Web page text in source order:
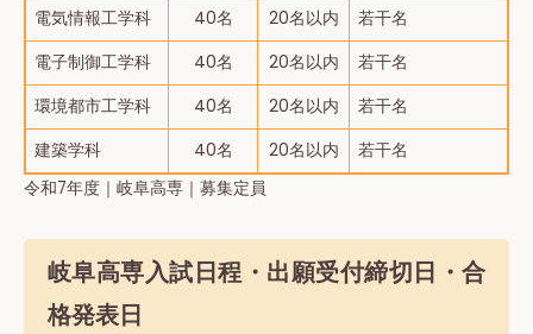
電気情報⼯学科
40名 20名以内
若干名
電子制御工学科
40名 20名以内
若干名
環境都市工学科
40名 20名以内
若干名
建築学科
40名 20名以内
若干名
令和7年度｜岐阜高専｜募集定員
岐阜高専入試日程・出願受付締切日・合
格発表日